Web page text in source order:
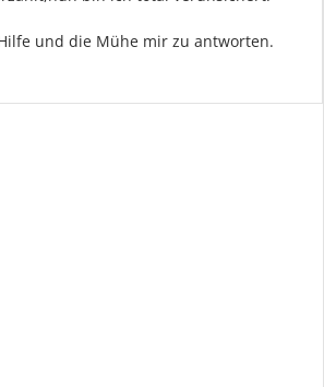
und die Mühe mir zu antworten.